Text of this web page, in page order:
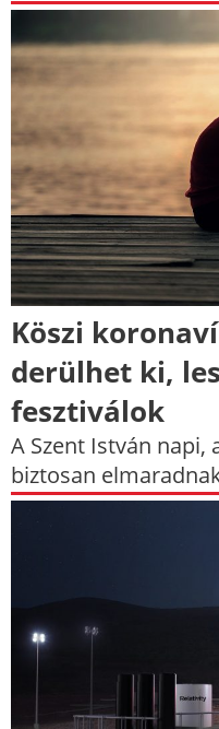
Köszi
derülhet ki,
fesztiválok
A Szent István napi,
biztosan